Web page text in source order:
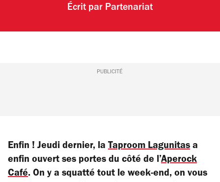
Écrit par Partenariat
PUBLICITÉ
Enfin ! Jeudi dernier, la Taproom Lagunitas a
enfin ouvert ses portes du côté de l’Aperock
Café. On y a squatté tout le week-end, on vous